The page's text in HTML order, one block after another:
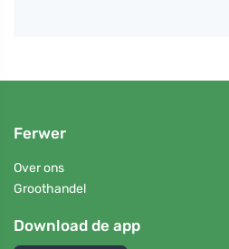
Ferwer
Over ons
Groothandel
Download de app